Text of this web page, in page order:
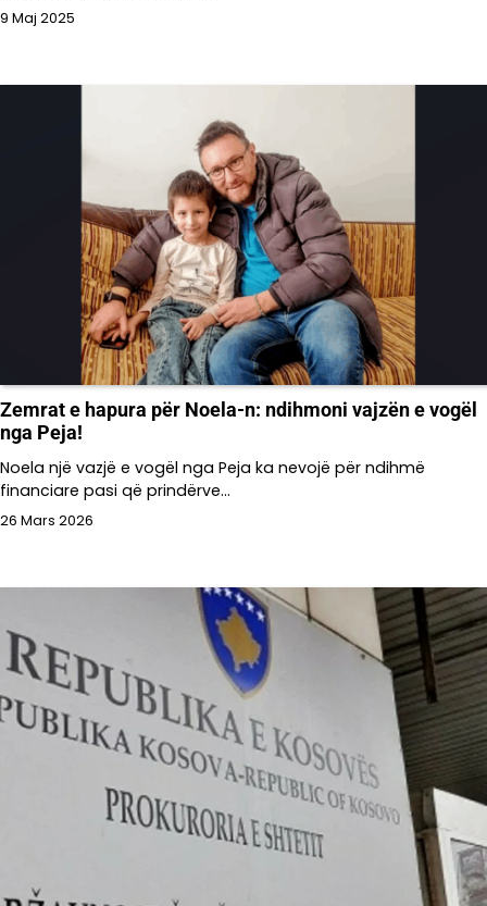
9 Maj 2025
Zemrat e hapura për Noela-n: ndihmoni vajzën e vogël
nga Peja!
Noela një vazjë e vogël nga Peja ka nevojë për ndihmë
financiare pasi që prindërve…
26 Mars 2026